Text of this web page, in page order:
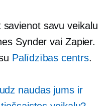
savienot savu veikalu
Synder vai Zapier.
Palīdzības centrs.
naudas jums ir